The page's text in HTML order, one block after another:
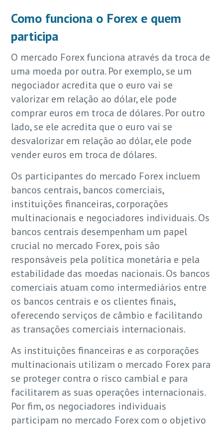
Como funciona o Forex e quem
participa
O mercado Forex funciona através da troca de
uma moeda por outra. Por exemplo, se um
negociador acredita que o euro vai se
valorizar em relação ao dólar, ele pode
comprar euros em troca de dólares. Por outro
lado, se ele acredita que o euro vai se
desvalorizar em relação ao dólar, ele pode
vender euros em troca de dólares.
Os participantes do mercado Forex incluem
bancos centrais, bancos comerciais,
instituições financeiras, corporações
multinacionais e negociadores individuais. Os
bancos centrais desempenham um papel
crucial no mercado Forex, pois são
responsáveis pela política monetária e pela
estabilidade das moedas nacionais. Os bancos
comerciais atuam como intermediários entre
os bancos centrais e os clientes finais,
oferecendo serviços de câmbio e facilitando
as transações comerciais internacionais.
As instituições financeiras e as corporações
multinacionais utilizam o mercado Forex para
se proteger contra o risco cambial e para
facilitarem as suas operações internacionais.
Por fim, os negociadores individuais
participam no mercado Forex com o objetivo